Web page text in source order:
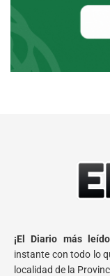
¡El Diario más
instante con todo lo
localidad de la